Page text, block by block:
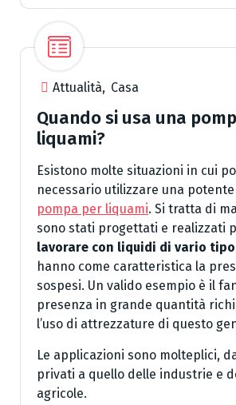
Attualità, Casa
Quando si usa una
liquami?
Esistono molte situazioni in cui
necessario utilizzare una
pompa per liquami. Si tratta di
sono stati progettati e realizzati
lavorare con liquidi di vario tipo
hanno come caratteristica la
sospesi. Un valido esempio è il
presenza in grande quantità
l’uso di attrezzature di questo
Le applicazioni sono molteplici,
privati a quello delle industrie e
agricole.